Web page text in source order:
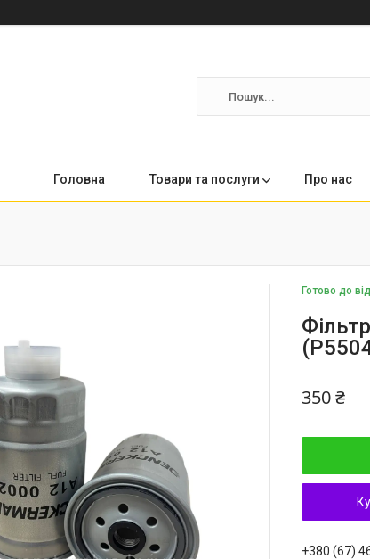
Головна Товари та послуги Про нас
Готово до
350 ₴
+380 (67)